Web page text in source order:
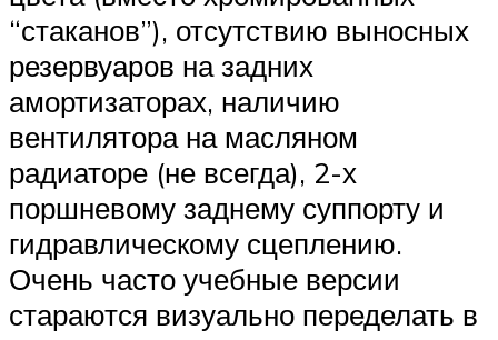
“стаканов”), отсутствию выносных
резервуаров на задних
амортизаторах, наличию
вентилятора на масляном
радиаторе (не всегда), 2-х
поршневому заднему суппорту и
гидравлическому сцеплению.
Очень часто учебные версии
стараются визуально переделать в